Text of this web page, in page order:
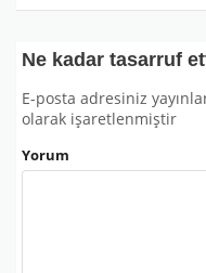
Ne kadar tasarruf
E-posta adresiniz
olarak işaretlenmiştir
Yorum